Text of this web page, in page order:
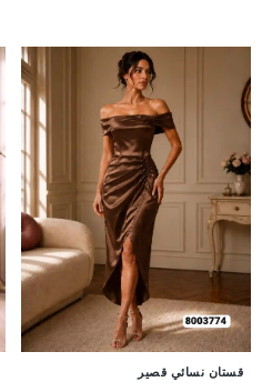
قستان نسائي قصير